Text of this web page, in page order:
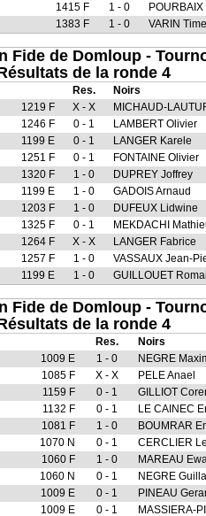
1415 F 1 - 0
1383 F 1 - 0 VARIN
Fide de Domloup -
de la ronde 4
Res. Noirs
1219 F X - X MICHAUD-
1246 F 0 - 1 LAMBERT Olivier
1199 E 0 - 1 LANGER Karele
1251 F 0 - 1 FONTAINE Olivier
1320 F 1 - 0 DUPREY Joffrey
1199 E 1 - 0 GADOIS Arnaud
1203 F 1 - 0 DUFEUX Lidwine
1325 F 0 - 1 MEKDACHI
1264 F X - X LANGER Fabrice
1257 F 1 - 0 VASSAUX Jean-
1199 E 1 - 0 GUILLOUET
Fide de Domloup -
de la ronde 4
Res. Noirs
1009 E 1 - 0 NEGRE
1085 F X - X PELE Anael
1159 F 0 - 1 GILLIOT
1132 F 0 - 1 LE CAINEC
1081 F 1 - 0 BOUMRAR
1070 N 0 - 1 CERCLIER
1060 F 1 - 0 MAREAU
1060 N 0 - 1 NEGRE
1009 E 0 - 1 PINEAU
1009 E 0 - 1 MASSIERA-